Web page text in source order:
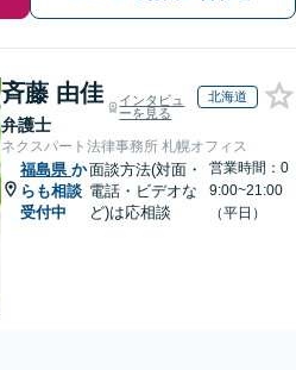
斉藤 由佳
弁護士
インタビュ
ーを見る
北海道
ネクスパート法律事務所 札幌オフィス
福島県 か
らも相談
受付中
面談方法(対面・
電話・ビデオな
ど)は応相談
営業時間：0
9:00~21:00
（平日）